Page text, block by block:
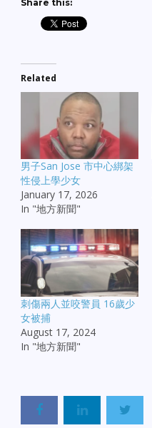
Share this:
Related
男子San Jose 市中心綁架
性侵上學少女
January 17, 2026
In "地方新聞"
刺傷兩人並咬警員 16歲少
女被捕
August 17, 2024
In "地方新聞"